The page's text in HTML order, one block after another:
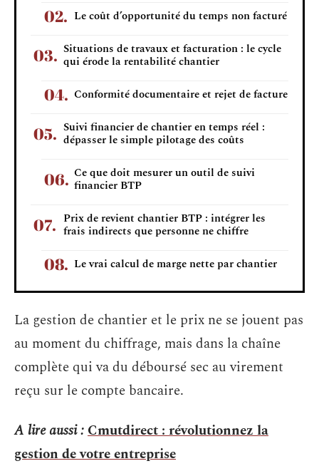
Le coût d’opportunité du temps non facturé
Situations de travaux et facturation : le cycle
qui érode la rentabilité chantier
Conformité documentaire et rejet de facture
Suivi financier de chantier en temps réel :
dépasser le simple pilotage des coûts
Ce que doit mesurer un outil de suivi
financier BTP
Prix de revient chantier BTP : intégrer les
frais indirects que personne ne chiffre
Le vrai calcul de marge nette par chantier
La gestion de chantier et le prix ne se jouent pas
au moment du chiffrage, mais dans la chaîne
complète qui va du déboursé sec au virement
reçu sur le compte bancaire.
A lire aussi :Cmutdirect : révolutionnez la
gestion de votre entreprise